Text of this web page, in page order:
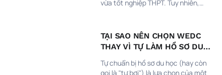
vừa tốt nghiệp THPT. Tuy nhiên,
đang bắt đầu hành trình chinh phục
tấm vé định cư tại xứ sở Kangaroo.
TẠI SAO NÊN CHỌN WEDC
THAY VÌ TỰ LÀM HỒ SƠ DU
Tự chuẩn bị hồ sơ du học (hay còn
gọi là "tự bơi") là lựa chọn của một